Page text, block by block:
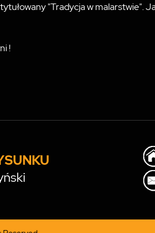
"Tradycja w
!